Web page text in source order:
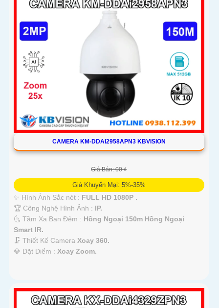
CAMERA KM-DDAI2958APN3 KBVISION
Giá Bán: 00 ₫
Giá Khuyến Mại: 5%-35%
✨ Hình Ảnh Sắc nét : FULL HD 1080P .
🏆 Công Nghệ Hình Ảnh : IP.
🌜 Tầm Xa Ban Đêm : Hồng Ngoại 150m Hồng Ngoại
Smart IR.
🗜️ Thiết Kế Camera Xoay 360.
️💎 Đặt Điểm : Xoay Zoom.